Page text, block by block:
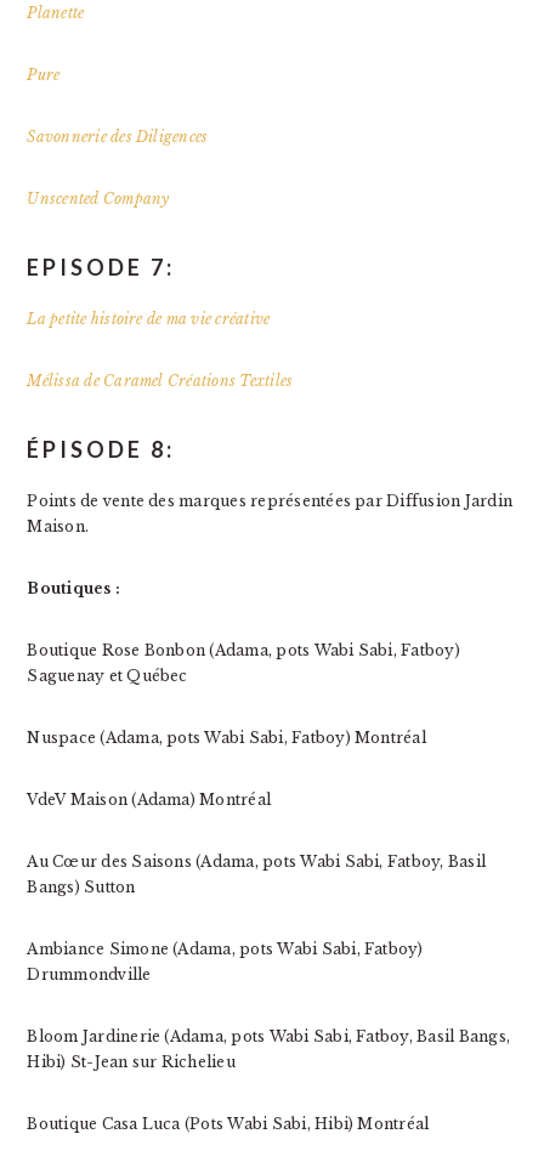
Planette
Pure
Savonnerie des Diligences
Unscented Company
EPISODE 7:
La petite histoire de ma vie créative
Mélissa de Caramel Créations Textiles
ÉPISODE 8:
Points de vente des marques représentées par Diffusion Jardin
Maison.
Boutiques :
Boutique Rose Bonbon (Adama, pots Wabi Sabi, Fatboy)
Saguenay et Québec
Nuspace (Adama, pots Wabi Sabi, Fatboy) Montréal
VdeV Maison (Adama) Montréal
Au Cœur des Saisons (Adama, pots Wabi Sabi, Fatboy, Basil
Bangs) Sutton
Ambiance Simone (Adama, pots Wabi Sabi, Fatboy)
Drummondville
Bloom Jardinerie (Adama, pots Wabi Sabi, Fatboy, Basil Bangs,
Hibi) St-Jean sur Richelieu
Boutique Casa Luca (Pots Wabi Sabi, Hibi) Montréal